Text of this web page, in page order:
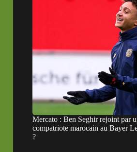
Mercato : Ben Seghir rejoint par
compatriote marocain au Bayer
?